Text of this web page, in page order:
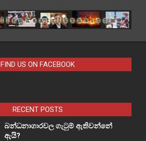
FIND US ON FACEBOOK
RECENT POSTS
බන්ධනාගාරවල ගැටුම් ඇතිවන්නේ
ඇයි?